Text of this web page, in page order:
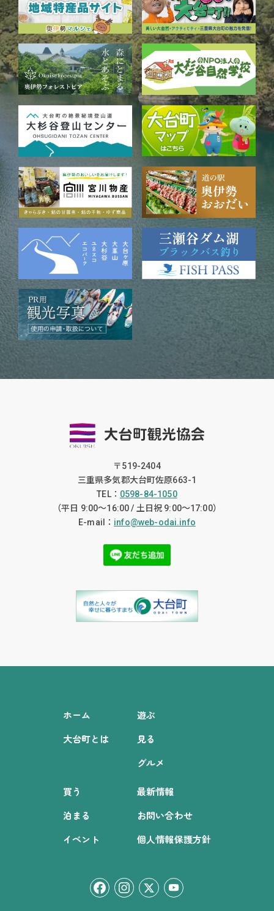
〒519-2404
三重県多気郡大台町佐原663-1
TEL： 0598-84-1050
（平日 9:00〜16:00 / 土日祝 9:00〜17:00）
E-mail： info@web-odai.info
ホーム
大台町とは
遊ぶ
見る
グルメ
買う
泊まる
イベント
最新情報
お問い合わせ
個人情報保護方針